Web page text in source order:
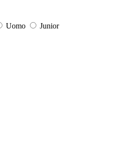
Uomo
Junior